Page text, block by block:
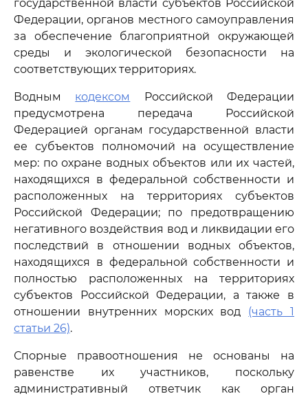
государственной власти субъектов Российской
Федерации, органов местного самоуправления
за обеспечение благоприятной окружающей
среды и экологической безопасности на
соответствующих территориях.
Водным кодексом
Российской Федерации
предусмотрена передача Российской
Федерацией органам государственной власти
ее субъектов полномочий на осуществление
мер: по охране водных объектов или их частей,
находящихся в федеральной собственности и
расположенных на территориях субъектов
Российской Федерации; по предотвращению
негативного воздействия вод и ликвидации его
последствий в отношении водных объектов,
находящихся в федеральной собственности и
полностью расположенных на территориях
субъектов Российской Федерации, а также в
отношении внутренних морских вод (часть 1
статьи 26).
Спорные правоотношения не основаны на
равенстве их участников, поскольку
административный ответчик как орган